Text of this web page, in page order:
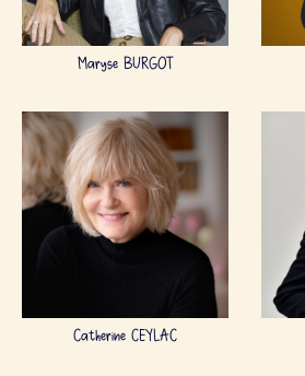
Maryse BURGOT
Catherine CEYLAC